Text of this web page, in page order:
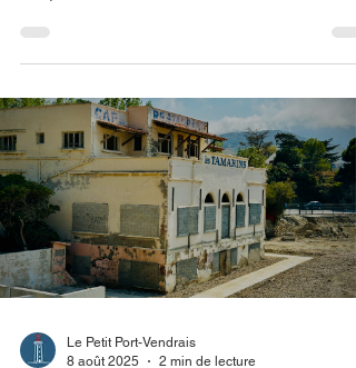
09.10.2025 Le front de mer de Port-Vendres s’enrichit